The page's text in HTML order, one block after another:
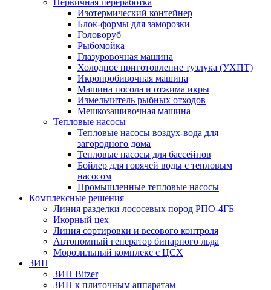
Первичная переработка
Изотермический контейнер
Блок-формы для заморозки
Головоруб
Рыбомойка
Глазуровочная машина
Холодное приготовление тузлука (УХПТ)
Икропробивочная машина
Машина посола и отжима икры
Измельчитель рыбных отходов
Мешкозашивочная машина
Тепловые насосы
Тепловые насосы воздух-вода для
загородного дома
Тепловые насосы для бассейнов
Бойлер для горячей воды с тепловым
насосом
Промышленные тепловые насосы
Комплексные решения
Линия разделки лососевых пород РПО-4ГБ
Икорный цех
Линия сортировки и весового контроля
Автономный генератор бинарного льда
Морозильный комплекс с ЦСХ
ЗИП
ЗИП Bitzer
ЗИП к плиточным аппаратам